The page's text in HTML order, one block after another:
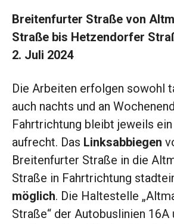
Breitenfurter Straße von
Straße bis Hetzendorfer
2. Juli 2024
Die Arbeiten erfolgen sowohl
auch nachts und an
Fahrtrichtung bleibt jeweils
aufrecht. Das Linksabbiegen
Breitenfurter Straße in die
Straße in Fahrtrichtung
möglich. Die Haltestelle
Straße“ der Autobuslinien 16A